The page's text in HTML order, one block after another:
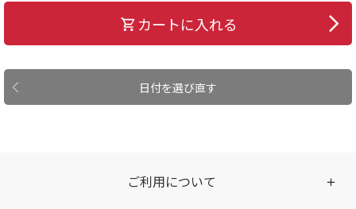
日付を選び直す
カートに入れる
ご利用について